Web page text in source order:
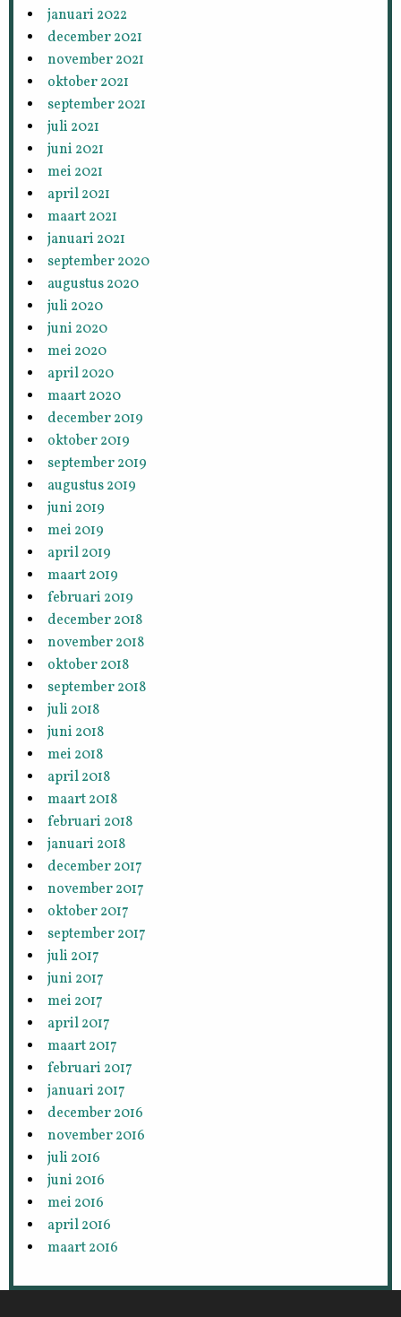
januari 2022
december 2021
november 2021
oktober 2021
september 2021
juli 2021
juni 2021
mei 2021
april 2021
maart 2021
januari 2021
september 2020
augustus 2020
juli 2020
juni 2020
mei 2020
april 2020
maart 2020
december 2019
oktober 2019
september 2019
augustus 2019
juni 2019
mei 2019
april 2019
maart 2019
februari 2019
december 2018
november 2018
oktober 2018
september 2018
juli 2018
juni 2018
mei 2018
april 2018
maart 2018
februari 2018
januari 2018
december 2017
november 2017
oktober 2017
september 2017
juli 2017
juni 2017
mei 2017
april 2017
maart 2017
februari 2017
januari 2017
december 2016
november 2016
juli 2016
juni 2016
mei 2016
april 2016
maart 2016